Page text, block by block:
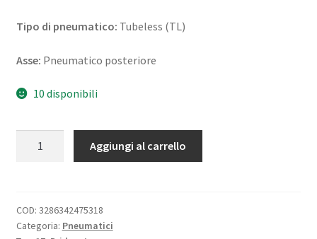
Tipo di pneumatico: Tubeless (TL)
Asse: Pneumatico posteriore
10 disponibili
-
17
Aggiungi al carrello
COD: 3286342475318
Categoria: Pneumatici